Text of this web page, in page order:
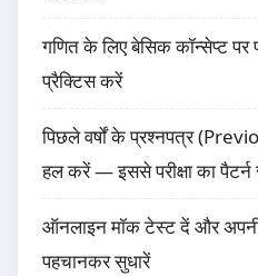
गणित के लिए बेसिक कॉन्सेप्ट
प्रैक्टिस करें
पिछले वर्षों के प्रश्नपत्र
हल करें — इससे परीक्षा का
ऑनलाइन मॉक टेस्ट दें और अपनी
पहचानकर सुधारें